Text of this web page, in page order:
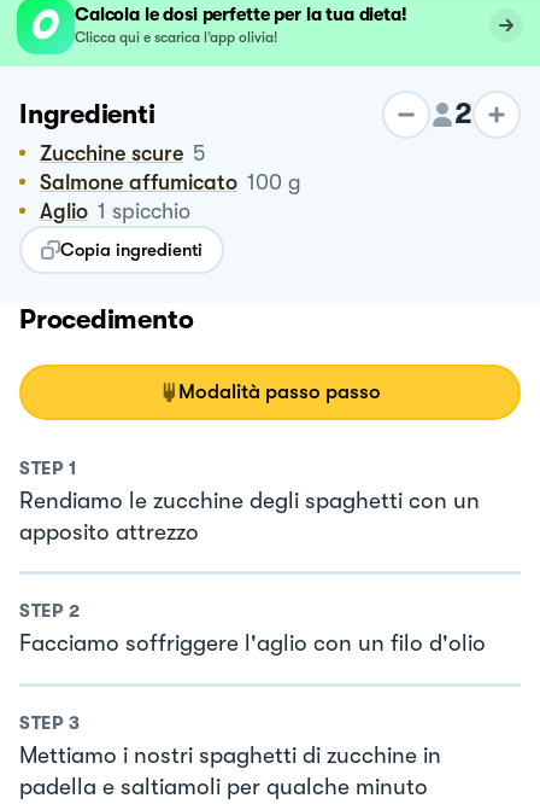
Calcola le dosi perfette per la tua dieta!
Clicca qui e scarica l’app olivia!
Ingredienti 2
Zucchine scure 5
Salmone affumicato 100 g
Aglio 1 spicchio
Copia ingredienti
Procedimento
Modalità passo passo
STEP 1
Rendiamo le zucchine degli spaghetti con un
apposito attrezzo
STEP 2
Facciamo soffriggere l'aglio con un filo d'olio
STEP 3
Mettiamo i nostri spaghetti di zucchine in
padella e saltiamoli per qualche minuto